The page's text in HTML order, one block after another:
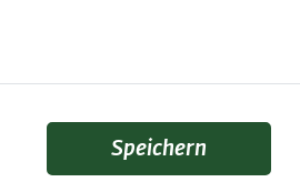
Speichern